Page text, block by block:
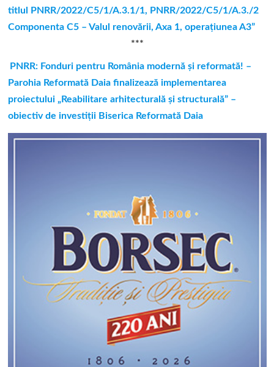
titlul PNRR/2022/C5/1/A.3.1/1, PNRR/2022/C5/1/A.3./2
Componenta C5 – Valul renovării, Axa 1, operaţiunea A3”
***
PNRR: Fonduri pentru România modernă și reformată! –
Parohia Reformată Daia finalizează implementarea
proiectului „Reabilitare arhitecturală și structurală” –
obiectiv de investiții Biserica Reformată Daia